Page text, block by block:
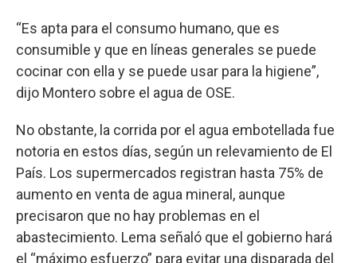
“Es apta para el consumo humano, que es
consumible y que en líneas generales se puede
cocinar con ella y se puede usar para la higiene”,
dijo Montero sobre el agua de OSE.
No obstante, la corrida por el agua embotellada fue
notoria en estos días, según un relevamiento de El
País. Los supermercados registran hasta 75% de
aumento en venta de agua mineral, aunque
precisaron que no hay problemas en el
abastecimiento. Lema señaló que el gobierno hará
el “máximo esfuerzo” para evitar una disparada del